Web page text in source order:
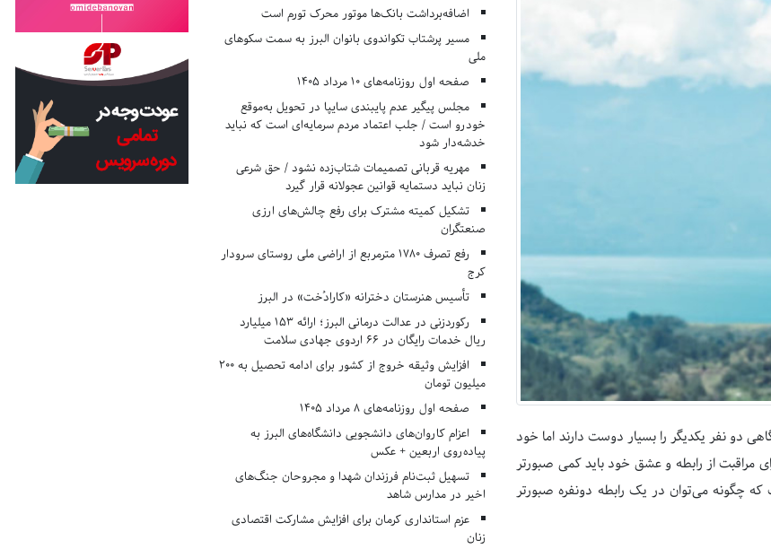
دو نفر یکدیگر را بسیار دوست دارند اما خود
مراقبت از رابطه و عشق خود باید کمی صبورتر
چگونه می‌توان در یک رابطه دونفره صبورتر
اضافه‌برداشت بانک‌ها موتور محرک تورم است
مسیر پرشتاب تکواندوی بانوان البرز به سمت سکوهای
ملی
صفحه اول روزنامه‌های 10 مرداد 1405
مجلس پیگیر عدم پایبندی سایپا در تحویل به‌موقع
خودرو است / جلب اعتماد مردم سرمایه‌ای است که نباید
خدشه‌دار شود
مهریه قربانی تصمیمات شتاب‌زده نشود / حق شرعی
زنان نباید دستمایه قوانین عجولانه قرار گیرد
تشکیل کمیته مشترک برای رفع چالش‌های ارزی
صنعتگران
رفع تصرف ۱۷۸۰ مترمربع از اراضی ملی روستای سرودار
کرج
تأسیس هنرستان دخترانه «کارادُخت» در البرز
رکوردزنی در عدالت درمانی البرز؛ ارائه ۱۵۳ میلیارد
ریال خدمات رایگان در ۶۶ اردوی جهادی سلامت
افزایش وثیقه خروج از کشور برای ادامه تحصیل به ۲۰۰
میلیون تومان
صفحه اول روزنامه‌های 8 مرداد 1405
اعزام کاروان‌های دانشجویی دانشگاه‌های البرز به
پیاده‌روی اربعین + عکس
تسهیل ثبت‌نام فرزندان شهدا و مجروحان جنگ‌های
اخیر در مدارس شاهد
عزم استانداری کرمان برای افزایش مشارکت اقتصادی
زنان